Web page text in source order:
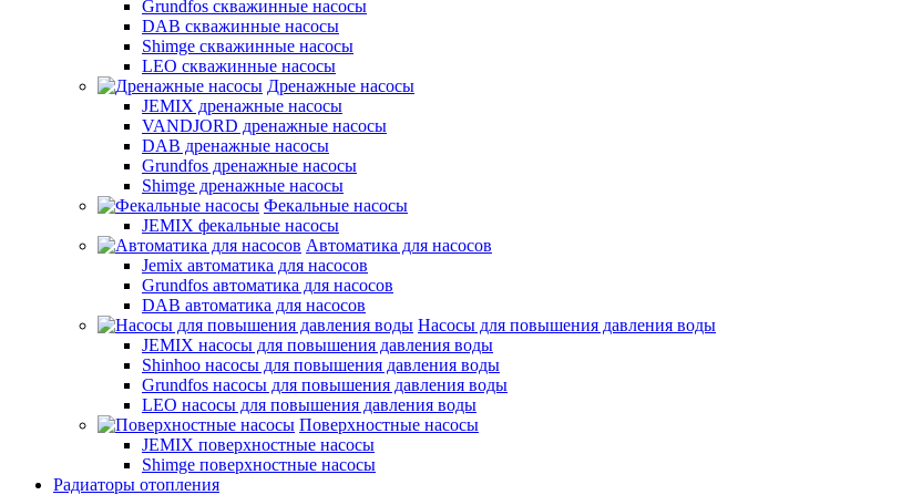
Grundfos скважинные насосы
DAB скважинные насосы
Shimge скважинные насосы
LEO скважинные насосы
Дренажные насосы
JEMIX дренажные насосы
VANDJORD дренажные насосы
DAB дренажные насосы
Grundfos дренажные насосы
Shimge дренажные насосы
Фекальные насосы
JEMIX фекальные насосы
Автоматика для насосов
Jemix автоматика для насосов
Grundfos автоматика для насосов
DAB автоматика для насосов
Насосы для повышения давления воды
JEMIX насосы для повышения давления воды
Shinhoo насосы для повышения давления воды
Grundfos насосы для повышения давления воды
LEO насосы для повышения давления воды
Поверхностные насосы
JEMIX поверхностные насосы
Shimge поверхностные насосы
Радиаторы отопления